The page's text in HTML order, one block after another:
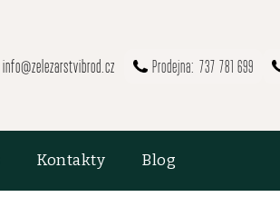
737 781 699
info@zelezarstvibrod.cz
Kontakty Blog